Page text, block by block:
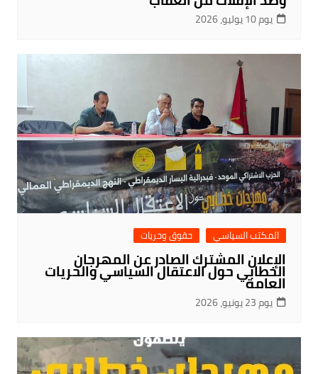
يوم 10 يوليو، 2026
المكتب السياسي حقوق وحريات
الإعلان المشترك الصادر عن المهرجان
الخطابي حول الاعتقال السياسي والحريات
العامة
يوم 23 يونيو، 2026